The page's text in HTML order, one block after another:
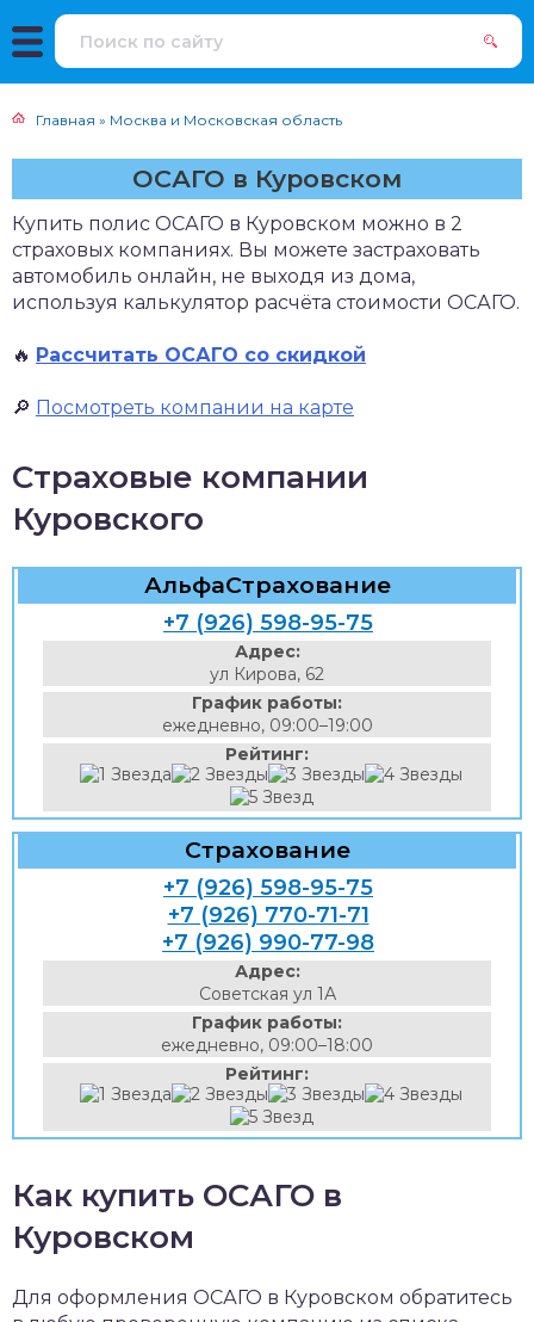
Главная » Москва и Московская область
ОСАГО в Куровском
Купить полис ОСАГО в Куровском можно в 2
страховых компаниях. Вы можете застраховать
автомобиль онлайн, не выходя из дома,
используя калькулятор расчёта стоимости ОСАГО.
🔥 Рассчитать ОСАГО со скидкой
🔎 Посмотреть компании на карте
Страховые компании
Куровского
АльфаСтрахование
+7 (926) 598-95-75
Адрес:
ул Кирова, 62
График работы:
ежедневно, 09:00–19:00
Рейтинг:
Страхование
+7 (926) 598-95-75
+7 (926) 770-71-71
+7 (926) 990-77-98
Адрес:
Советская ул 1А
График работы:
ежедневно, 09:00–18:00
Рейтинг:
Как купить ОСАГО в
Куровском
Для оформления ОСАГО в Куровском обратитесь